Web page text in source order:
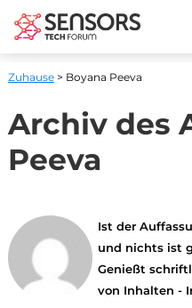
Zuhause> Boyana Peeva
Archiv des
Peeva
Ist der
und nichts ist
Genießt
von Inhalten -